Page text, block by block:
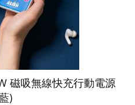
磁吸無線快充行動電源
)